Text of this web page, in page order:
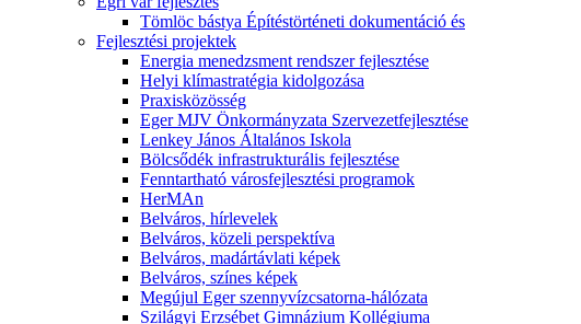
Tömlöc bástya Építéstörténeti dokumentáció és
Fejlesztési projektek
Energia menedzsment rendszer fejlesztése
Helyi klímastratégia kidolgozása
Praxisközösség
Eger MJV Önkormányzata Szervezetfejlesztése
Lenkey János Általános Iskola
Bölcsődék infrastrukturális fejlesztése
Fenntartható városfejlesztési programok
HerMAn
Belváros, hírlevelek
Belváros, közeli perspektíva
Belváros, madártávlati képek
Belváros, színes képek
Megújul Eger szennyvízcsatorna-hálózata
Szilágyi Erzsébet Gimnázium Kollégiuma